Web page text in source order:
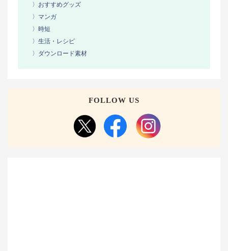
〉おすすめグッズ
〉マンガ
〉時短
〉生活・レシピ
〉ダウンロード素材
FOLLOW US